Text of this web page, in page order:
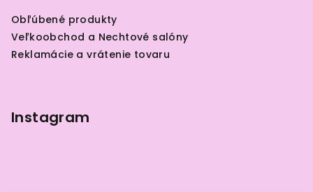
Obľúbené produkty
Veľkoobchod a Nechtové salóny
Reklamácie a vrátenie tovaru
Instagram